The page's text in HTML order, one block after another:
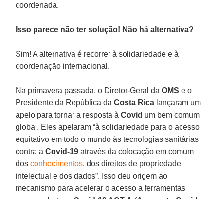
coordenada.
Isso parece não ter solução! Não há alternativa?
Sim! A alternativa é recorrer à solidariedade e à
coordenação internacional.
Na primavera passada, o Diretor-Geral daOMS e o
Presidente da República daCosta Rica lançaram um
apelo para tornar a resposta àCovid um bem comum
global. Eles apelaram “à solidariedade para o acesso
equitativo em todo o mundo às tecnologias sanitárias
contra aCovid-19 através da colocação em comum
dosconhecimentos, dos direitos de propriedade
intelectual e dos dados”. Isso deu origem ao
mecanismo para acelerar o acesso a ferramentas